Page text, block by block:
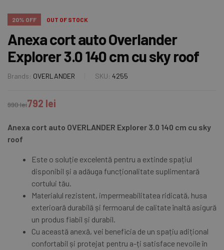
20% OFF OUT OF STOCK
Anexa cort auto Overlander
Explorer 3.0 140 cm cu sky roof
Brands: OVERLANDER SKU: 4255
990lei792 lei
Anexa cort auto OVERLANDER Explorer 3.0 140 cm cu sky
roof
Este o soluție excelentă pentru a extinde spațiul
disponibil și a adăuga funcționalitate suplimentară
cortului tău.
Materialul rezistent, impermeabilitatea ridicată, husa
exterioară durabilă și fermoarul de calitate înaltă asigură
un produs fiabil și durabil.
Cu această anexă, vei beneficia de un spațiu adițional
confortabil și protejat pentru a-ți satisface nevoile în